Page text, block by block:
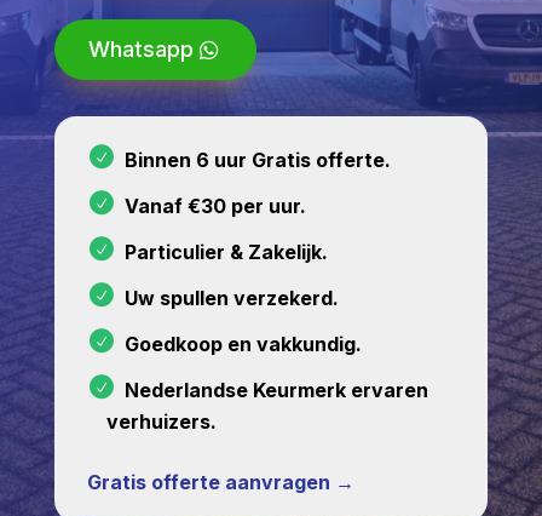
Whatsapp
Binnen 6 uur Gratis offerte.
Vanaf €30 per uur.
Particulier & Zakelijk.
Uw spullen verzekerd.
Goedkoop en vakkundig.
Nederlandse Keurmerk ervaren
verhuizers.
Gratis offerte aanvragen →